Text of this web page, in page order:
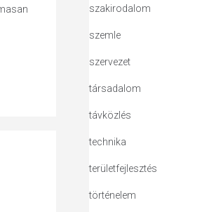
szakirodalom
szemle
szervezet
társadalom
távközlés
technika
területfejlesztés
történelem